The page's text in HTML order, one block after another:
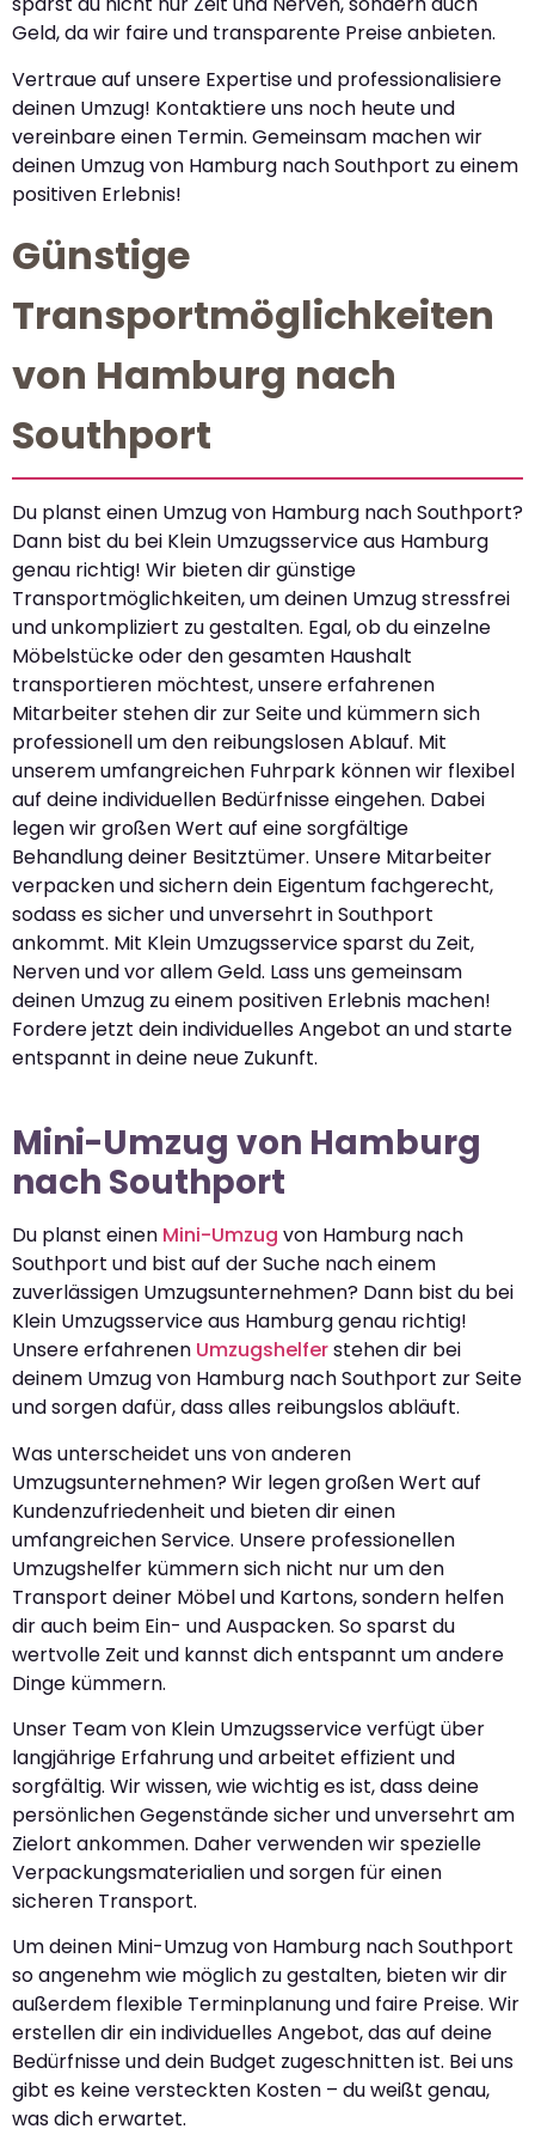
Geld, da wir faire und transparente Preise anbieten.
Vertraue auf unsere Expertise und professionalisiere
deinen Umzug! Kontaktiere uns noch heute und
vereinbare einen Termin. Gemeinsam machen wir
deinen Umzug von Hamburg nach Southport zu einem
positiven Erlebnis!
Günstige
Transportmöglichkeiten
von Hamburg nach
Southport
Du planst einen Umzug von Hamburg nach Southport?
Dann bist du bei Klein Umzugsservice aus Hamburg
genau richtig! Wir bieten dir günstige
Transportmöglichkeiten, um deinen Umzug stressfrei
und unkompliziert zu gestalten. Egal, ob du einzelne
Möbelstücke oder den gesamten Haushalt
transportieren möchtest, unsere erfahrenen
Mitarbeiter stehen dir zur Seite und kümmern sich
professionell um den reibungslosen Ablauf. Mit
unserem umfangreichen Fuhrpark können wir flexibel
auf deine individuellen Bedürfnisse eingehen. Dabei
legen wir großen Wert auf eine sorgfältige
Behandlung deiner Besitztümer. Unsere Mitarbeiter
verpacken und sichern dein Eigentum fachgerecht,
sodass es sicher und unversehrt in Southport
ankommt. Mit Klein Umzugsservice sparst du Zeit,
Nerven und vor allem Geld. Lass uns gemeinsam
deinen Umzug zu einem positiven Erlebnis machen!
Fordere jetzt dein individuelles Angebot an und starte
entspannt in deine neue Zukunft.
Mini-Umzug von Hamburg
nach Southport
Du planst einen Mini-Umzug von Hamburg nach
Southport und bist auf der Suche nach einem
zuverlässigen Umzugsunternehmen? Dann bist du bei
Klein Umzugsservice aus Hamburg genau richtig!
Unsere erfahrenen Umzugshelferstehen dir bei
deinem Umzug von Hamburg nach Southport zur Seite
und sorgen dafür, dass alles reibungslos abläuft.
Was unterscheidet uns von anderen
Umzugsunternehmen? Wir legen großen Wert auf
Kundenzufriedenheit und bieten dir einen
umfangreichen Service. Unsere professionellen
Umzugshelfer kümmern sich nicht nur um den
Transport deiner Möbel und Kartons, sondern helfen
dir auch beim Ein- und Auspacken. So sparst du
wertvolle Zeit und kannst dich entspannt um andere
Dinge kümmern.
Unser Team von Klein Umzugsservice verfügt über
langjährige Erfahrung und arbeitet effizient und
sorgfältig. Wir wissen, wie wichtig es ist, dass deine
persönlichen Gegenstände sicher und unversehrt am
Zielort ankommen. Daher verwenden wir spezielle
Verpackungsmaterialien und sorgen für einen
sicheren Transport.
Um deinen Mini-Umzug von Hamburg nach Southport
so angenehm wie möglich zu gestalten, bieten wir dir
außerdem flexible Terminplanung und faire Preise. Wir
erstellen dir ein individuelles Angebot, das auf deine
Bedürfnisse und dein Budget zugeschnitten ist. Bei uns
gibt es keine versteckten Kosten – du weißt genau,
was dich erwartet.